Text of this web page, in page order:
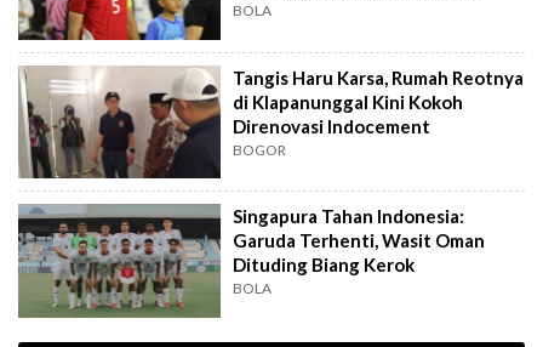
BOLA
Tangis Haru Karsa, Rumah Reotnya
di Klapanunggal Kini Kokoh
Direnovasi Indocement
BOGOR
Singapura Tahan Indonesia:
Garuda Terhenti, Wasit Oman
Dituding Biang Kerok
BOLA